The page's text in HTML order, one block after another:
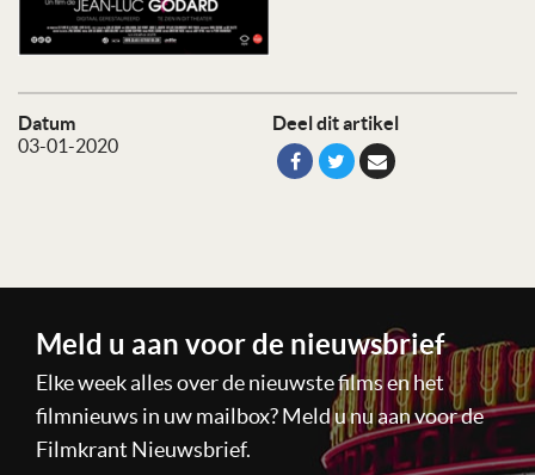
Datum
03-01-2020
Deel dit artikel
Meld u aan voor de nieuwsbrief
Elke week alles over de nieuwste films en het
filmnieuws in uw mailbox? Meld u nu aan voor de
Filmkrant Nieuwsbrief.